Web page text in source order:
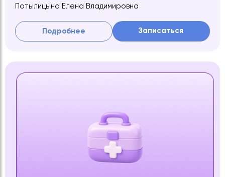
Потылицына Елена Владимировна
Подробнее Записаться